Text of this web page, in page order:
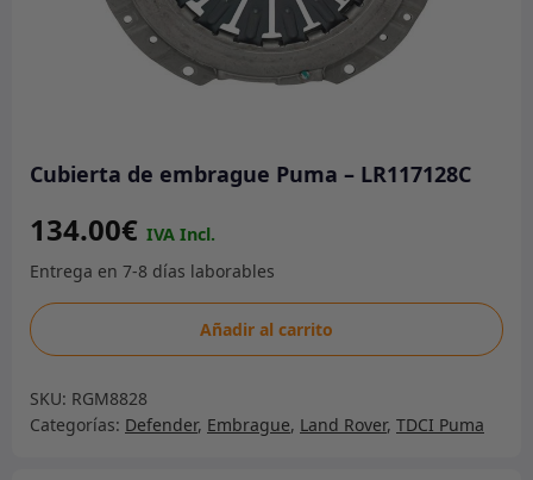
Cubierta de embrague Puma – LR117128C
134.00€
Cubierta
de
Puma
-
Añadir al carrito
SKU: RGM8828
Categorías: Defender, Embrague, Land Rover, TDCI Puma